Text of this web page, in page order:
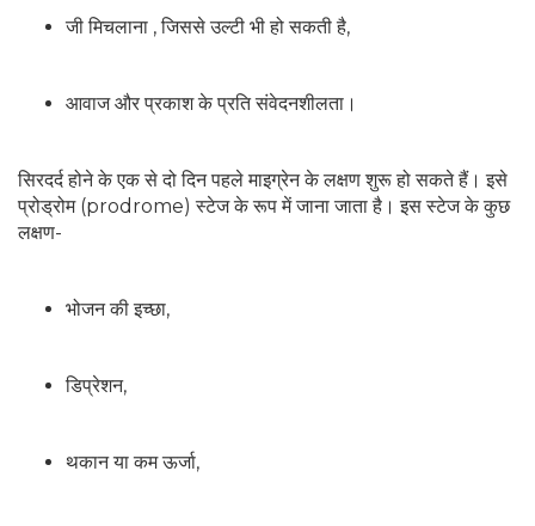
जी मिचलाना , जिससे उल्टी भी हो सकती है,
आवाज और प्रकाश के प्रति संवेदनशीलता।
सिरदर्द होने के एक से दो दिन पहले माइग्रेन के लक्षण शुरू हो सकते हैं। इसे
प्रोड्रोम (prodrome) स्टेज के रूप में जाना जाता है। इस स्टेज के कुछ
लक्षण-
भोजन की इच्छा,
डिप्रेशन,
थकान या कम ऊर्जा,